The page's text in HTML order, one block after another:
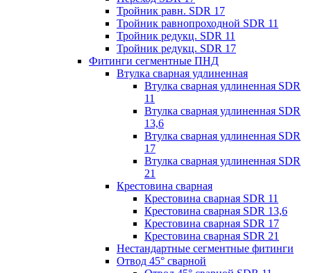
Тройник равн. SDR 17
Тройник равнопроходной SDR 11
Тройник редукц. SDR 11
Тройник редукц. SDR 17
Фитинги сегментные ПНД
Втулка сварная удлиненная
Втулка сварная удлиненная SDR
11
Втулка сварная удлиненная SDR
13,6
Втулка сварная удлиненная SDR
17
Втулка сварная удлиненная SDR
21
Крестовина сварная
Крестовина сварная SDR 11
Крестовина сварная SDR 13,6
Крестовина сварная SDR 17
Крестовина сварная SDR 21
Нестандартные сегментные фитинги
Отвод 45° сварной